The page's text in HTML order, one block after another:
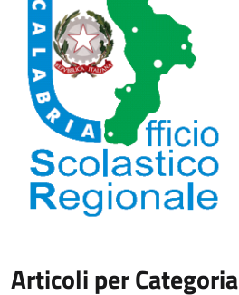
Articoli per Categoria